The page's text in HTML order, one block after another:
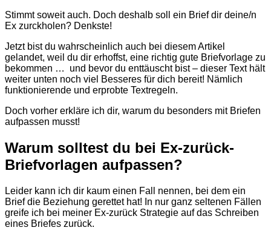
Stimmt soweit auch. Doch deshalb soll ein Brief dir deine/n
Ex zurckholen? Denkste!
Jetzt bist du wahrscheinlich auch bei diesem Artikel
gelandet, weil du dir erhoffst, eine richtig gute Briefvorlage zu
bekommen … und bevor du enttäuscht bist – dieser Text hält
weiter unten noch viel Besseres für dich bereit! Nämlich
funktionierende und erprobte Textregeln.
Doch vorher erkläre ich dir, warum du besonders mit Briefen
aufpassen musst!
Warum solltest du bei Ex-zurück-
Briefvorlagen aufpassen?
Leider kann ich dir kaum einen Fall nennen, bei dem ein
Brief die Beziehung gerettet hat! In nur ganz seltenen Fällen
greife ich bei meiner Ex-zurück Strategie auf das Schreiben
eines Briefes zurück.